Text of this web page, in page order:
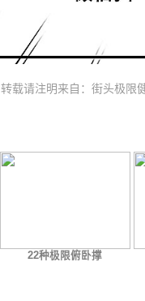
载请注明来自：街头极限
22种极限俯卧撑